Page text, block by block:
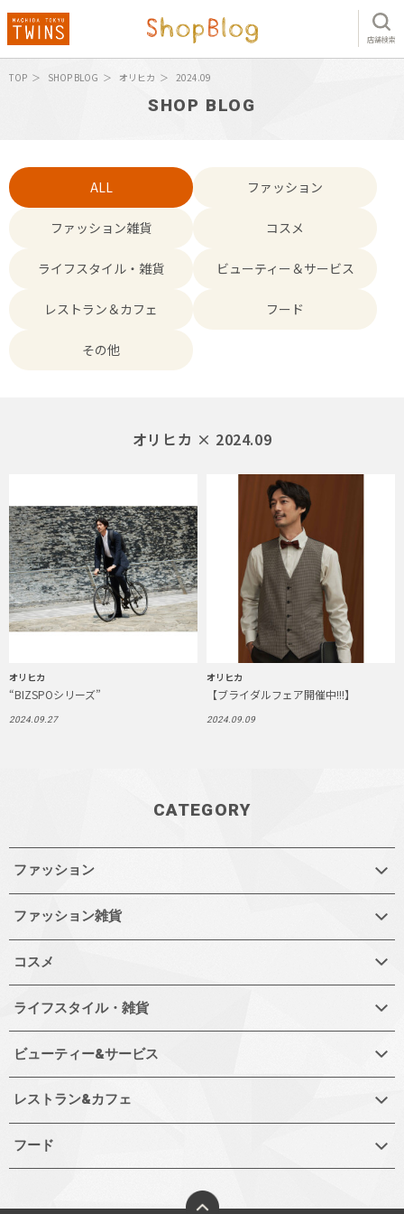
店舗検索
TOP SHOP BLOG オリヒカ 2024.09
SHOP BLOG
ALL ファッション
ファッション雑貨 コスメ
ライフスタイル・雑貨 ビューティー＆サービス
レストラン＆カフェ フード
その他
オリヒカ × 2024.09
オリヒカ
“BIZSPOシリーズ”
2024.09.27
オリヒカ
【ブライダルフェア開催中!!!】
2024.09.09
CATEGORY
ファッション
ファッション雑貨
コスメ
ライフスタイル・雑貨
ビューティー&サービス
レストラン&カフェ
フード